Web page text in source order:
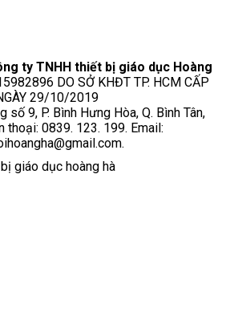
ty TNHH thiết bị giáo dục Hoàng
DO SỞ KHĐT TP. HCM CẤP
29/10/2019
9, P. Bình Hưng Hòa, Q. Bình Tân,
thoại: 0839. 123. 199. Email: